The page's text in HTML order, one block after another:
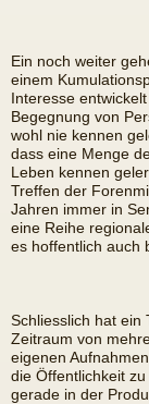
Ein noch weiter
einem
Interesse
Begegnung von
wohl nie kennen
dass eine Menge
Leben kennen
Treffen der
Jahren immer in
eine Reihe
es hoffentlich auch
Schliesslich hat ein
Zeitraum von
eigenen
die Öffentlichkeit
gerade in der